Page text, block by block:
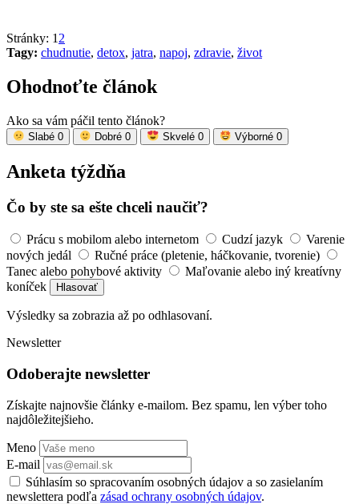
Stránky: 1 2
Tagy: chudnutie, detox, jatra, napoj, zdravie, život
Ohodnoťte článok
Ako sa vám páčil tento článok?
Slabé 0 Dobré 0 Skvelé 0 Výborné 0
Anketa týždňa
Čo by ste sa ešte chceli naučiť?
Prácu s mobilom alebo internetom Cudzí jazyk
Varenie
nových jedál
Ručné práce (pletenie, háčkovanie, tvorenie)
Tanec alebo pohybové aktivity
Maľovanie alebo iný kreatívny
koníček
Hlasovať
Výsledky sa zobrazia až po odhlasovaní.
Newsletter
Odoberajte newsletter
Získajte najnovšie články e-mailom. Bez spamu, len výber toho
najdôležitejšieho.
Meno
E-mail
Súhlasím so spracovaním osobných údajov a so zasielaním
newslettera podľa zásad ochrany osobných údajov.